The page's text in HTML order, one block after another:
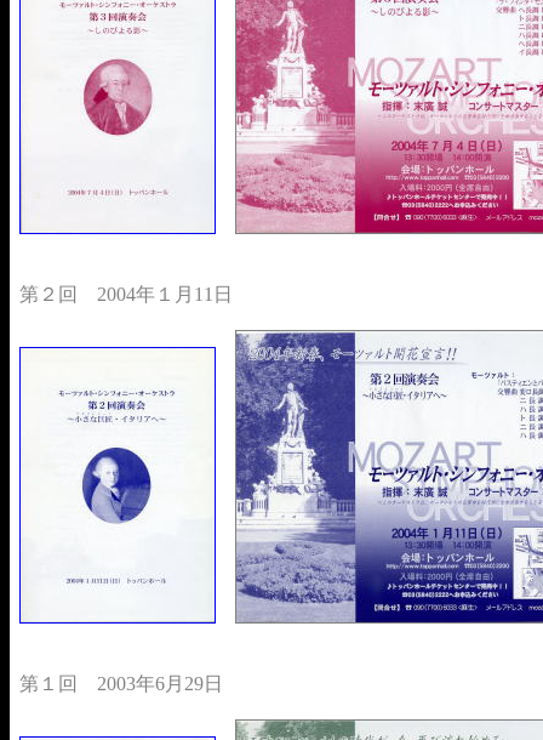
第２回 2004年１月11日
第１回 2003年6月29日